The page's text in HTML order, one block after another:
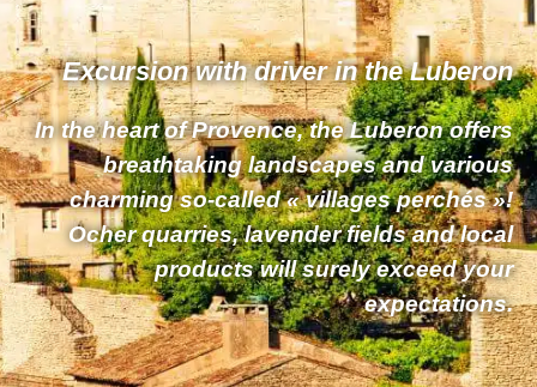
Excursion with driver in the Luberon
In theheart of Provence, the Luberon offers
breathtaking landscapes and various
charming so-called «villages perchés»!
Ocher quarries, lavender fields and local
productswill surely exceed your
expectations.